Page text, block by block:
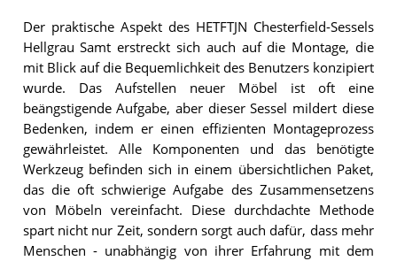
Der praktische Aspekt des HETFTJN Chesterfield-Sessels
Hellgrau Samt erstreckt sich auch auf die Montage, die
mit Blick auf die Bequemlichkeit des Benutzers konzipiert
wurde. Das Aufstellen neuer Möbel ist oft eine
beängstigende Aufgabe, aber dieser Sessel mildert diese
Bedenken, indem er einen effizienten Montageprozess
gewährleistet. Alle Komponenten und das benötigte
Werkzeug befinden sich in einem übersichtlichen Paket,
das die oft schwierige Aufgabe des Zusammensetzens
von Möbeln vereinfacht. Diese durchdachte Methode
spart nicht nur Zeit, sondern sorgt auch dafür, dass mehr
Menschen - unabhängig von ihrer Erfahrung mit dem